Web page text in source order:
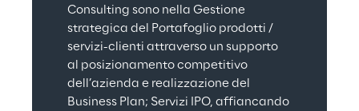
Consulting sono nella Gestione
strategica del Portafoglio prodotti /
servizi-clienti attraverso un supporto
al posizionamento competitivo
dell’azienda e realizzazione del
Business Plan; Servizi IPO, affiancando